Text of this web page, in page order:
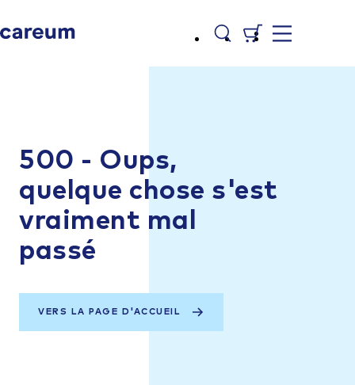
500 - Oups,
quelque chose s'est
vraiment mal
passé
VERS LA PAGE D'ACCUEIL